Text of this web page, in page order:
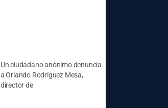
Un ciudadano anónimo denuncia
a Orlando Rodríguez Mesa,
director de